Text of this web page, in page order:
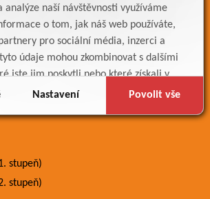
analýze naší návštěvnosti využíváme
o tom, jak náš web používáte,
pro sociální média, inzerci a
údaje mohou zkombinovat s dalšími
jste jim poskytli nebo které získali v
jejich služby.
Nastavení Povolit vše
stupeň)
stupeň)